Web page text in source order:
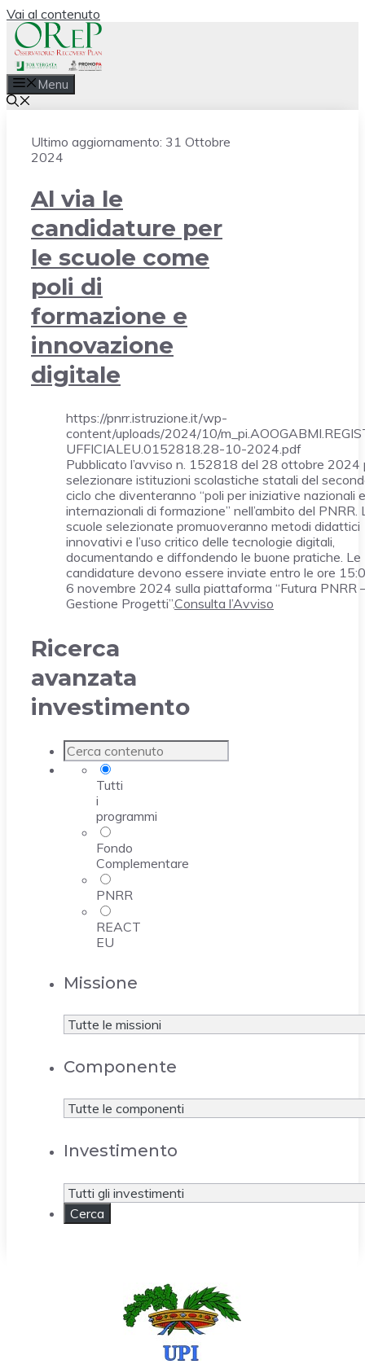
Vai al contenuto
Menu
Ultimo aggiornamento: 31 Ottobre
2024
Al via le
candidature per
le scuole come
poli di
formazione e
innovazione
digitale
https://pnrr.istruzione.it/wp-
content/uploads/2024/10/
UFFICIALEU.0152818.28-10-2024.pdf
Pubblicato l’avviso n. 152818 del 28 ottobre 2024
selezionare istituzioni scolastiche statali del
ciclo che diventeranno “poli per iniziative nazionali e
internazionali di formazione” nell’ambito del PNRR.
scuole selezionate promuoveranno metodi didattici
innovativi e l’uso critico delle tecnologie digitali,
documentando e diffondendo le buone pratiche. Le
candidature devono essere inviate entro le ore
6 novembre 2024 sulla piattaforma “Futura PNRR
Gestione Progetti”.Consulta l’Avviso
Ricerca
avanzata
investimento
Tutti
i
programmi
Fondo
Complementare
PNRR
REACT
EU
Missione
Componente
Investimento